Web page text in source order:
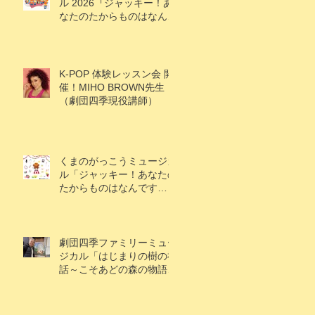
ル 2026『ジャッキー！あ
なたのたからものはなんで
K-POP 体験レッスン会 開
催！MIHO BROWN先生
（劇団四季現役講師）
くまのがっこうミュージカ
ル「ジャッキー！あなたの
たからものはなんです
劇団四季ファミリーミュー
ジカル「はじまりの樹の神
話～こそあどの森の物語